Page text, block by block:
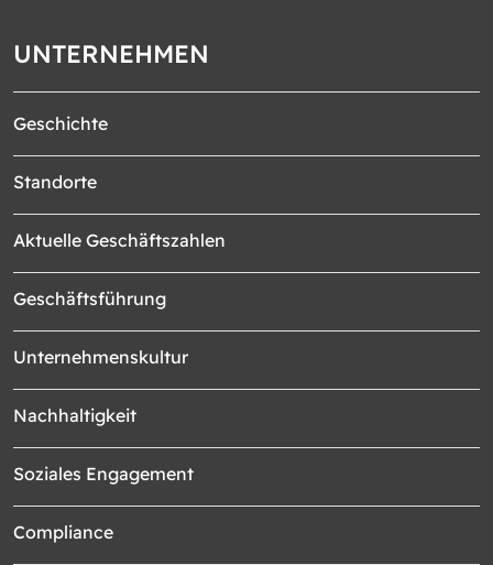
UNTERNEHMEN
Geschichte
Standorte
Aktuelle Geschäftszahlen
Geschäftsführung
Unternehmenskultur
Nachhaltigkeit
Soziales Engagement
Compliance